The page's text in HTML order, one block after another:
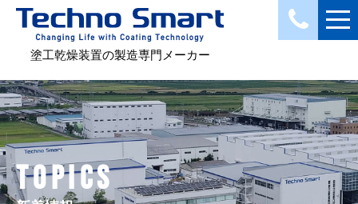
塗工乾燥装置の製造専門メーカー
TOPICS